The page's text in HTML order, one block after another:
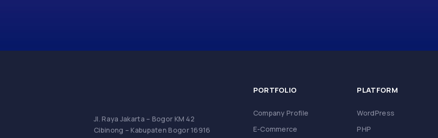
Jl. Raya Jakarta – Bogor KM 42
Cibinong – Kabupaten Bogor 16916
PORTFOLIO
Company Profile
E-Commerce
PLATFORM
WordPress
PHP